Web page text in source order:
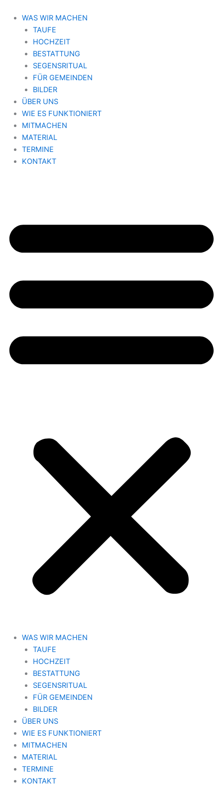
Inhalt
springen
WAS WIR MACHEN
TAUFE
HOCHZEIT
BESTATTUNG
SEGENSRITUAL
FÜR GEMEINDEN
BILDER
ÜBER UNS
WIE ES FUNKTIONIERT
MITMACHEN
MATERIAL
TERMINE
KONTAKT
WAS WIR MACHEN
TAUFE
HOCHZEIT
BESTATTUNG
SEGENSRITUAL
FÜR GEMEINDEN
BILDER
ÜBER UNS
WIE ES FUNKTIONIERT
MITMACHEN
MATERIAL
TERMINE
KONTAKT